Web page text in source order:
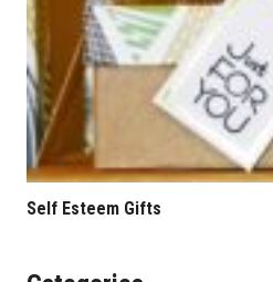
Self Esteem Gifts